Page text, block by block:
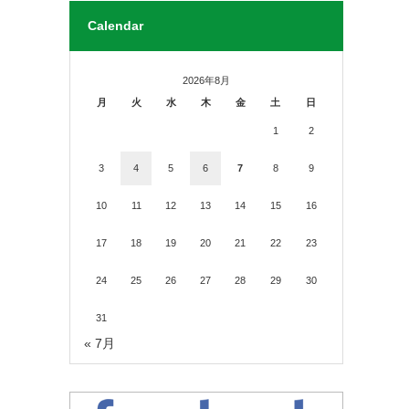
Calendar
2026年8月
月
火 水 木 金 土 日
1 2
3 4 5 6 7 8 9
10 11 12 13 14 15 16
17 18 19 20 21 22 23
24 25 26 27 28 29 30
31
« 7月